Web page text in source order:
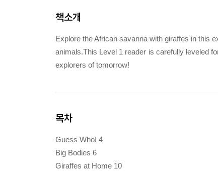
책소개
Explore the African savanna with giraffes in this
animals.This Level 1 reader is carefully leveled
explorers of tomorrow!
목차
Guess Who! 4
Big Bodies 6
Giraffes at Home 10